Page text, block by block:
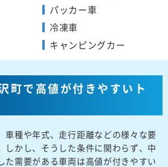
パッカー車
冷凍車
キャンピングカー
町で高値が付きやすいト
車種や年式、走行距離などの様々な要
しかし、そうした条件に関わらず、中
た需要がある車両は高値が付きやすい